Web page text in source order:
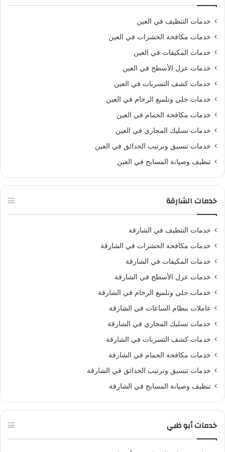
خدمات التنظيف في العين
خدمات مكافحة الحشرات في العين
خدمات المكيفات في العين
خدمات عزل الأسطح في العين
خدمات كشف التسربات في العين
خدمات جلي وتلميع الرخام في العين
خدمات مكافحة الحمام في العين
خدمات تسليك المجاري في العين
خدمات تنسيق وترتيب الحدائق في العين
تنظيف وصيانة المسابح في العين
خدمات الشارقة
خدمات التنظيف في الشارقة
خدمات مكافحة الحشرات في الشارقة
خدمات المكيفات في الشارقة
خدمات عزل الأسطح في الشارقة
خدمات جلي وتلميع الرخام في الشارقة
عاملات بنظام الساعات في الشارقة
خدمات تسليك المجاري في الشارقة
خدمات كشف التسربات في الشارقة
خدمات مكافحة الحمام في الشارقة
خدمات تنسيق وترتيب الحدائق في الشارقة
تنظيف وصيانة المسابح في الشارقة
خدمات أبو ظبي